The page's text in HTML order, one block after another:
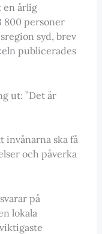
en årlig
800 personer
syd, brev
publicerades
ut: ”Det är
invånarna ska få
och påverka
på
lokala